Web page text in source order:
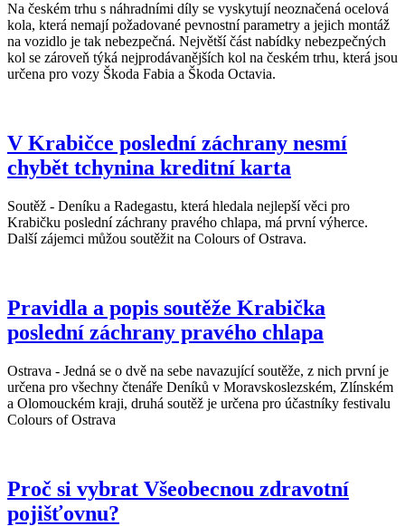
Na českém trhu s náhradními díly se vyskytují neoznačená ocelová
kola, která nemají požadované pevnostní parametry a jejich montáž
na vozidlo je tak nebezpečná. Největší část nabídky nebezpečných
kol se zároveň týká nejprodávanějších kol na českém trhu, která jsou
určena pro vozy Škoda Fabia a Škoda Octavia.
V Krabičce poslední záchrany nesmí
chybět tchynina kreditní karta
Soutěž - Deníku a Radegastu, která hledala nejlepší věci pro
Krabičku poslední záchrany pravého chlapa, má první výherce.
Další zájemci můžou soutěžit na Colours of Ostrava.
Pravidla a popis soutěže Krabička
poslední záchrany pravého chlapa
Ostrava - Jedná se o dvě na sebe navazující soutěže, z nich první je
určena pro všechny čtenáře Deníků v Moravskoslezském, Zlínském
a Olomouckém kraji, druhá soutěž je určena pro účastníky festivalu
Colours of Ostrava
Proč si vybrat Všeobecnou zdravotní
pojišťovnu?